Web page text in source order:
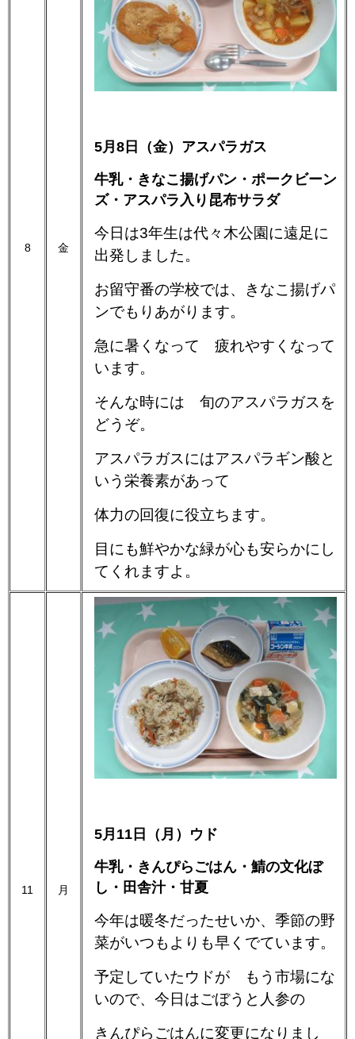
8 金
5月8日（金）アスパラガス
牛乳・きなこ揚げパン・ポークビーン
ズ・アスパラ入り昆布サラダ
今日は3年生は代々木公園に遠足に
出発しました。
お留守番の学校では、きなこ揚げパ
ンでもりあがります。
急に暑くなって 疲れやすくなって
います。
そんな時には 旬のアスパラガスを
どうぞ。
アスパラガスにはアスパラギン酸と
いう栄養素があって
体力の回復に役立ちます。
目にも鮮やかな緑が心も安らかにし
てくれますよ。
11 月
5月11日（月）ウド
牛乳・きんぴらごはん・鯖の文化ぼ
し・田舎汁・甘夏
今年は暖冬だったせいか、季節の野
菜がいつもよりも早くでています。
予定していたウドが もう市場にな
いので、今日はごぼうと人参の
きんぴらごはんに変更になりまし